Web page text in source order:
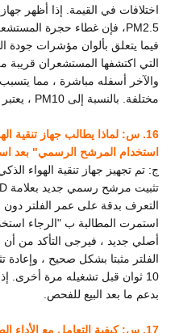
اختلافات في القيمة. إذا أظهر
PM2.5، فإن غطاء حجرة المستشعر قد تراكم عليه ويجب تنظيفه.
التي اكتشفها المستشعران قريبة
والآخر أسفله مباشرة ، مما
مختلفة.
بالنسبة إلى PM10 ، يعتبر هامش الخطأ البالغ ±20٪ طبيعيا.
استخدام المرشح الرسمي" بعد
التعرف بدقة على عمر الفلتر دون
استمرت المطالبة ب "الرجاء
أصلي جديد ، فيرجى التأكد من أن
الفلتر مثبتا بشكل صحيح ، وإعادة
10 ثوان قبل تشغيله مرة أخرى.
بدعم ما بعد البيع للفحص.
17. س: كيفية التعامل مع الأداء